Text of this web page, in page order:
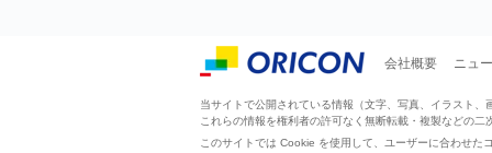
会社概要 ニュ
当サイトで公開されている情報（文字、写真、イラスト
これらの情報を権利者の許可なく無断転載・複製などの
このサイトでは Cookie を使用して、ユーザーに合わせ